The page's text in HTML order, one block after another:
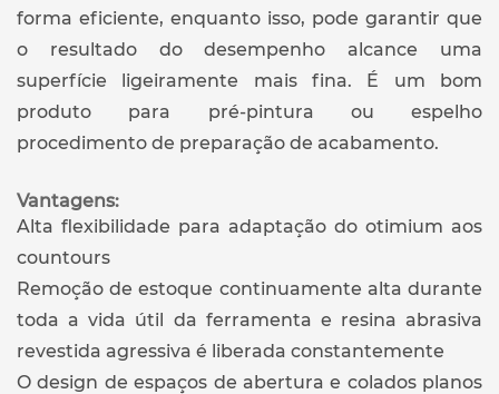
forma eficiente, enquanto isso, pode garantir que
o resultado do desempenho alcance uma
superfície ligeiramente mais fina. É um bom
produto para pré-pintura ou espelho
procedimento de preparação de acabamento.
Vantagens:
Alta flexibilidade para adaptação do otimium aos
countours
Remoção de estoque continuamente alta durante
toda a vida útil da ferramenta e resina abrasiva
revestida agressiva é liberada constantemente
O design de espaços de abertura e colados planos